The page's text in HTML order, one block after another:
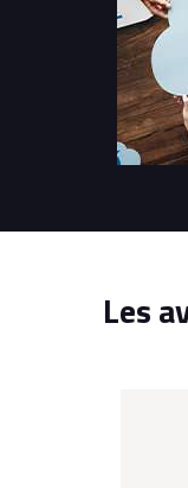
les